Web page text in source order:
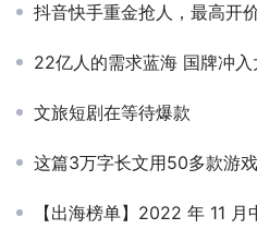
抖音快手重金抢人，最高开
22亿人的需求蓝海 国牌冲
文旅短剧在等待爆款
这篇3万字长文用50多款游
【出海榜单】2022 年 11 月中